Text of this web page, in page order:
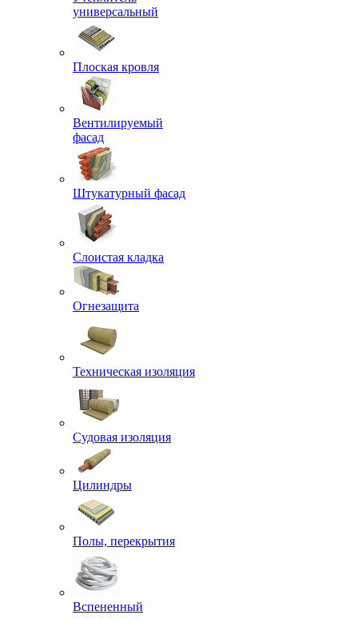
универсальный
Плоская кровля
Вентилируемый
фасад
Штукатурный фасад
Слоистая кладка
Огнезащита
Техническая изоляция
Судовая изоляция
Цилиндры
Полы, перекрытия
Вспененный